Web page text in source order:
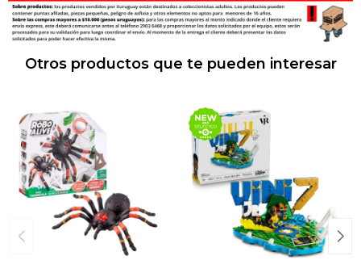
Otros productos que te pueden interesar